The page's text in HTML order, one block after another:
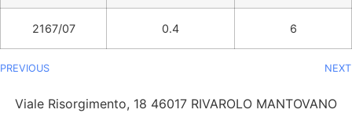
2167/07 0.4 6
PREVIOUS NEXT
Viale Risorgimento, 18 46017 RIVAROLO MANTOVANO